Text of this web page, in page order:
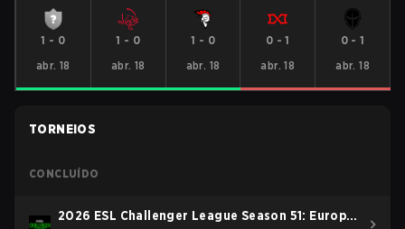
1 - 0
abr. 18
1 - 0
abr. 18
1 - 0
abr. 18
0 -1
abr. 18
0-1
abr. 18
TORNEIOS
CONCLUÍDO
2026 ESL Challenger League Season 51: Europe